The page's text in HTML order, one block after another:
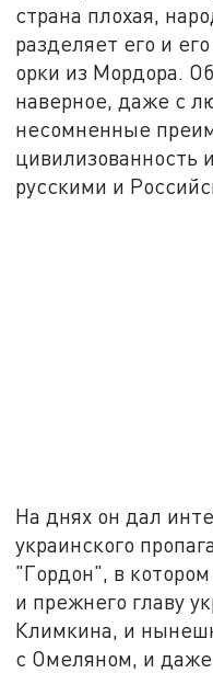
страна плохая,
разделяет его и
орки из Мордора.
наверное, даже с
несомненные
цивилизованность
русскими и
На днях он дал
украинского
"Гордон", в
и прежнего главу
Климкина, и
с Омеляном, и